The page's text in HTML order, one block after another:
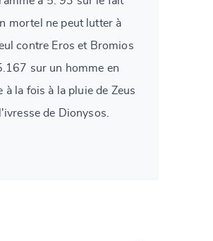
mortel ne peut lutter à
contre Eros et Bromios
sur un homme en
à la fois à la pluie de Zeus
de Dionysos.